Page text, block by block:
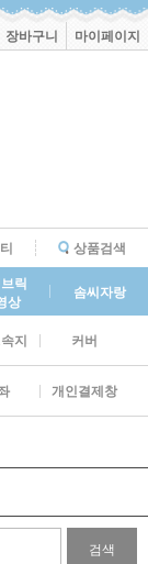
장바구니 마이페이지
상품검색
릭
상
솜씨자랑
지 커버
개인결제창
검색